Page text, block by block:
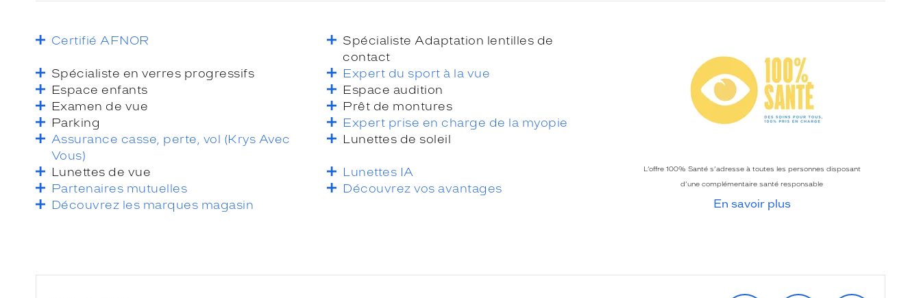
Certifié AFNOR
Spécialiste Adaptation lentilles de
contact
Spécialiste en verres progressifs
Expert du sport à la vue
Espace enfants
Espace audition
Examen de vue
Prêt de montures
Parking
Expert prise en charge de la myopie
Assurance casse, perte, vol (Krys Avec
Vous)
Lunettes de soleil
Lunettes de vue
Lunettes IA
Partenaires mutuelles
Découvrez vos avantages
Découvrez les marques magasin
L’offre 100% Santé s’adresse à toutes les personnes disposant
d’une complémentaire santé responsable
En savoir plus